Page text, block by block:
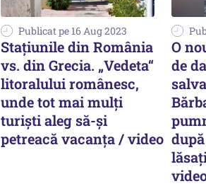
Publicat pe 16 Aug 2023
Stațiunile din România
vs. din Grecia. „Vedeta“
litoralului românesc,
unde tot mai mulți
turiști aleg să-și
petreacă vacanța / video
O
de